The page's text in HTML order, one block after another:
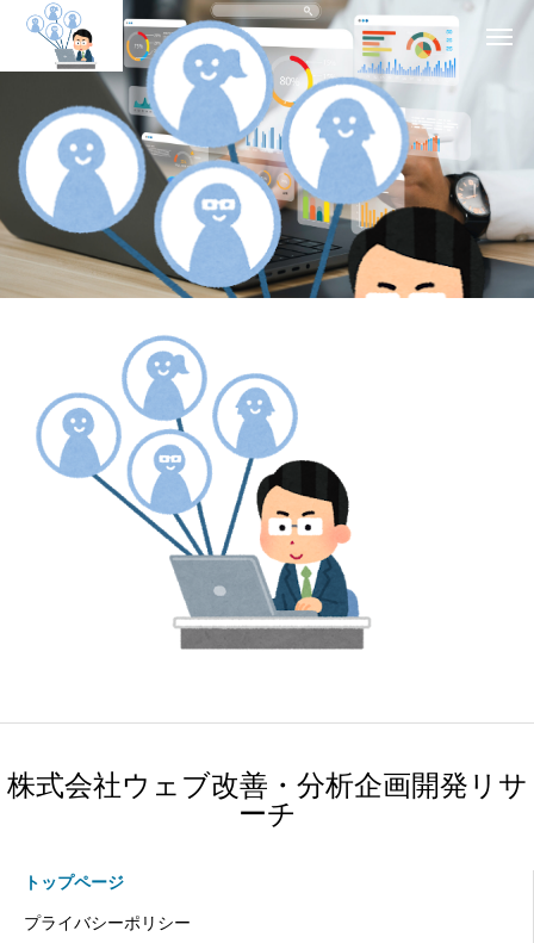
株式会社ウェブ改善・分析企画開発リサ
ーチ
トップページ
プライバシーポリシー